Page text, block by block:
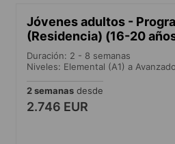
Jóvenes adultos -
(Residencia) (16-20
Duración: 2 - 8 semanas
Niveles: Elemental (A1) a
2 semanas desde
2.746 EUR